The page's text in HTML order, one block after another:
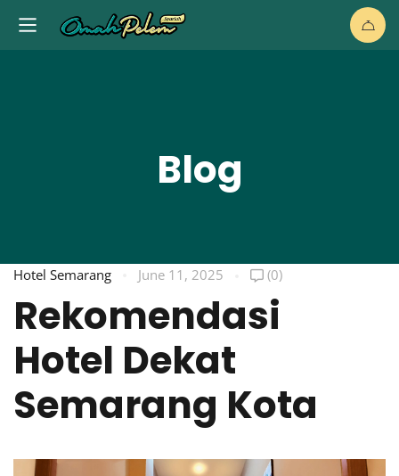
Blog
Hotel Semarang June 11, 2025 (0)
Rekomendasi
Hotel Dekat
Semarang Kota